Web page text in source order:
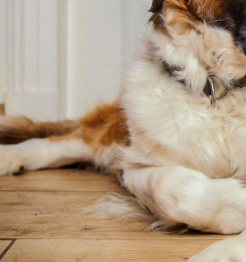
avec les porte-
selon DIN ISO 1173-
(05056505001)